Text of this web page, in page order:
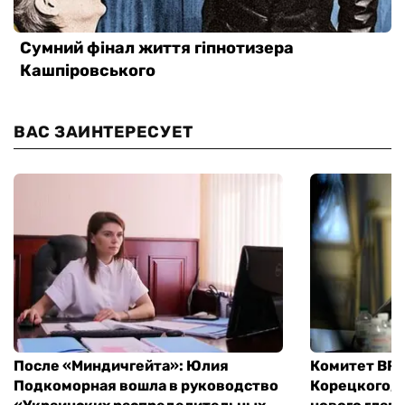
ВАС ЗАИНТЕРЕСУЕТ
После «Миндичгейта»: Юлия
Подкоморная вошла в руководство
Комитет ВР
Корецкого,